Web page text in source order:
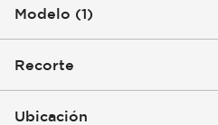
Modelo (1)
Recorte
Ubicación